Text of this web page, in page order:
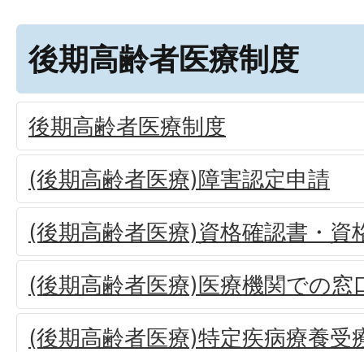
後期高齢者医療制度
後期高齢者医療制度
(後期高齢者医療)障害認定申請
(後期高齢者医療)資格確認書・資
(後期高齢者医療)医療機関での窓
(後期高齢者医療)特定疾病療養受